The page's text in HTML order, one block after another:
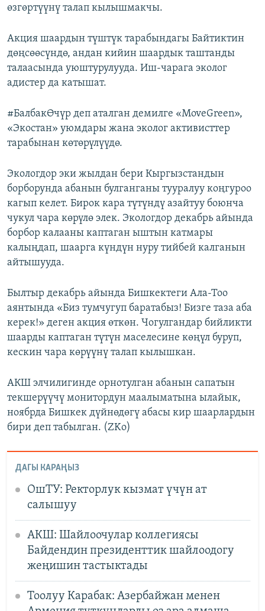
өзгөртүүнү талап кылышмакчы.
Акция шаардын түштүк тарабындагы Байтиктин
дөңсөөсүндө, андан кийин шаардык таштанды
талаасында уюштурулууда. Иш-чарага эколог
адистер да катышат.
#БалбакӨчүр деп аталган демилге «MoveGreen»,
«Экостан» уюмдары жана эколог активисттер
тарабынан көтөрүлүүдө.
Экологдор эки жылдан бери Кыргызстандын
борборунда абанын булганганы тууралуу коңгуроо
кагып келет. Бирок кара түтүндү азайтуу боюнча
чукул чара көрүлө элек. Экологдор декабрь айында
борбор калааны каптаган ыштын катмары
калыңдап, шаарга күндүн нуру тийбей калганын
айтышууда.
Былтыр декабрь айында Бишкектеги Ала-Тоо
аянтында «Биз тумчугуп баратабыз! Бизге таза аба
керек!» деген акция өткөн. Чогулгандар бийликти
шаарды каптаган түтүн маселесине көңүл буруп,
кескин чара көрүүнү талап кылышкан.
АКШ элчилигинде орнотулган абанын сапатын
текшерүүчү монитордун маалыматына ылайык,
ноябрда Бишкек дүйнөдөгү абасы кир шаарлардын
бири деп табылган. (ZKo)
ДАГЫ КАРАҢЫЗ
ОшТУ: Ректорлук кызмат үчүн ат
салышуу
АКШ: Шайлоочулар коллегиясы
Байдендин президенттик шайлоодогу
жеңишин тастыктады
Тоолуу Карабак: Азербайжан менен